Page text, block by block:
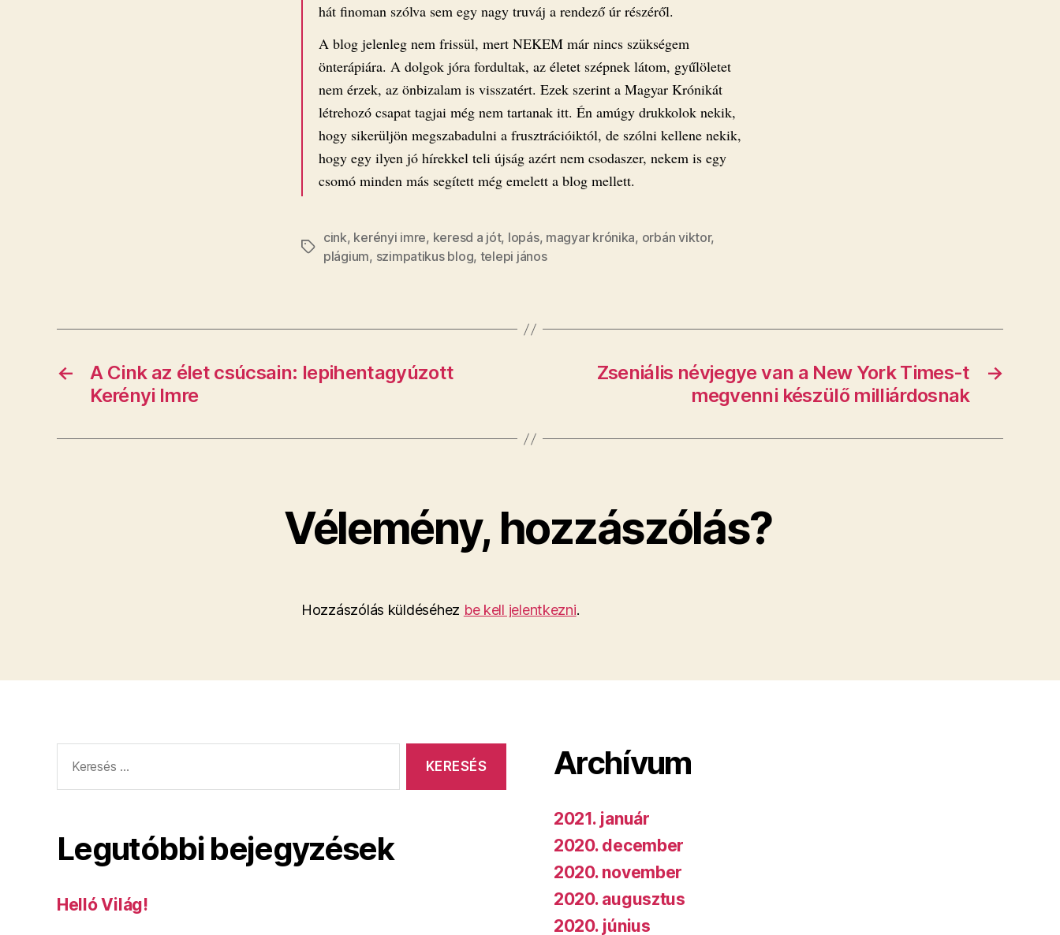
hát finoman szólva sem egy nagy truváj a rendező úr részéről.
A blog jelenleg nem frissül, mert NEKEM már nincs szükségem
önterápiára. A dolgok jóra fordultak, az életet szépnek látom, gyűlöletet
nem érzek, az önbizalam is visszatért. Ezek szerint a Magyar Krónikát
létrehozó csapat tagjai még nem tartanak itt. Én amúgy drukkolok nekik,
hogy sikerüljön megszabadulni a frusztrációiktól, de szólni kellene nekik,
hogy egy ilyen jó hírekkel teli újság azért nem csodaszer, nekem is egy
csomó minden más segített még emelett a blog mellett.
Címkék
cink, kerényi imre, keresd a jót, lopás, magyar krónika, orbán viktor,
plágium, szimpatikus blog, telepi jános
←
​A Cink az élet csúcsain: lepihentagyúzott
Kerényi Imre
→
Zseniális névjegye van a New York Times-t
megvenni készülő milliárdosnak
Vélemény, hozzászólás?
Hozzászólás küldéséhez be kell jelentkezni.
Legutóbbi bejegyzések
Helló Világ!
Archívum
2021. január
2020. december
2020. november
2020. augusztus
2020. június